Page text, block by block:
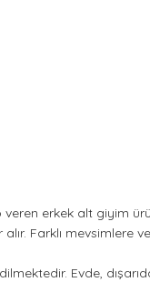
erkek alt giyim
Farklı mevsimlere
Evde,